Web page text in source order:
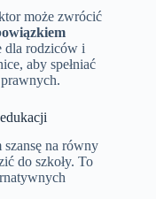
może zwrócić
dla rodziców i
aby spełniać
na równy
do szkoły. To